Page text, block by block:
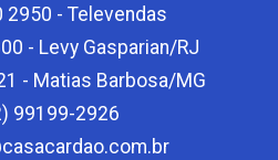
2950 - Televendas
- Levy Gasparian/RJ
- Matias Barbosa/MG
99199-2926